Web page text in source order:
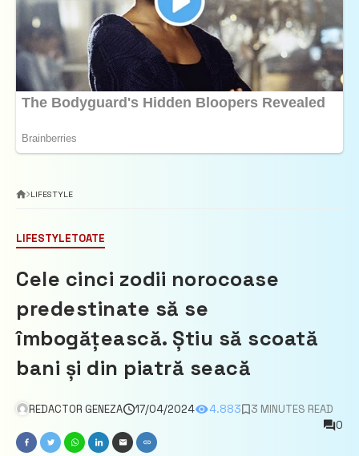
LIFESTYLE
LIFESTYLETOATE
Cele cinci zodii norocoase
predestinate să se
îmbogățească. Știu să scoată
bani și din piatră seacă
REDACTOR GENEZA 17/04/2024 4.883
3 MINUTES READ
0